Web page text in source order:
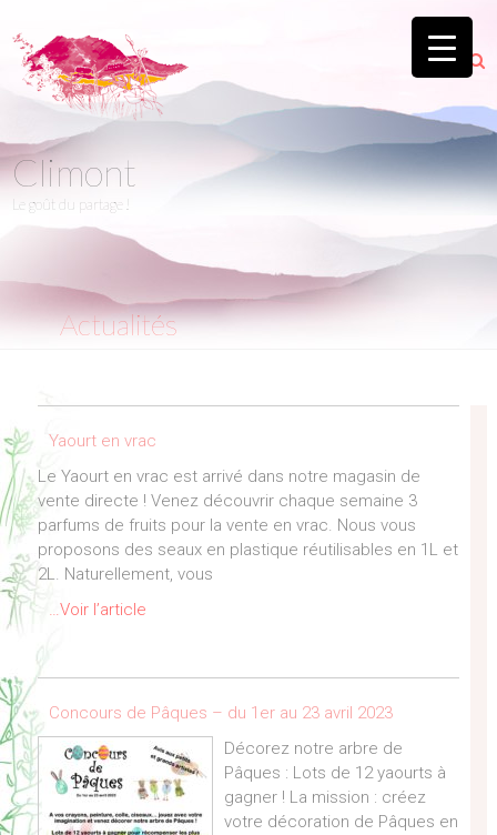
Climont
Le goût du partage !
Actualités
Yaourt en vrac
Le Yaourt en vrac est arrivé dans notre magasin de
vente directe ! Venez découvrir chaque semaine 3
parfums de fruits pour la vente en vrac. Nous vous
proposons des seaux en plastique réutilisables en 1L et
2L. Naturellement, vous
…Voir l’article
Concours de Pâques – du 1er au 23 avril 2023
Décorez notre arbre de
Pâques : Lots de 12 yaourts à
gagner ! La mission : créez
votre décoration de Pâques en